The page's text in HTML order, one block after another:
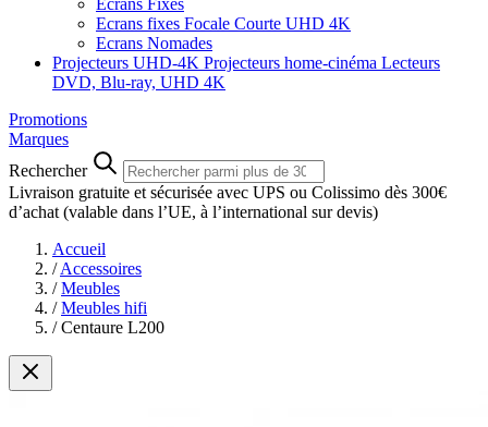
Ecrans Fixes
Ecrans fixes Focale Courte UHD 4K
Ecrans Nomades
Projecteurs UHD-4K Projecteurs home-cinéma Lecteurs
DVD, Blu-ray, UHD 4K
Promotions
Marques
Rechercher
Livraison gratuite et sécurisée avec UPS ou Colissimo dès 300€
d’achat (valable dans l’UE, à l’international sur devis)
Accueil
/ Accessoires
/ Meubles
/ Meubles hifi
/ Centaure L200